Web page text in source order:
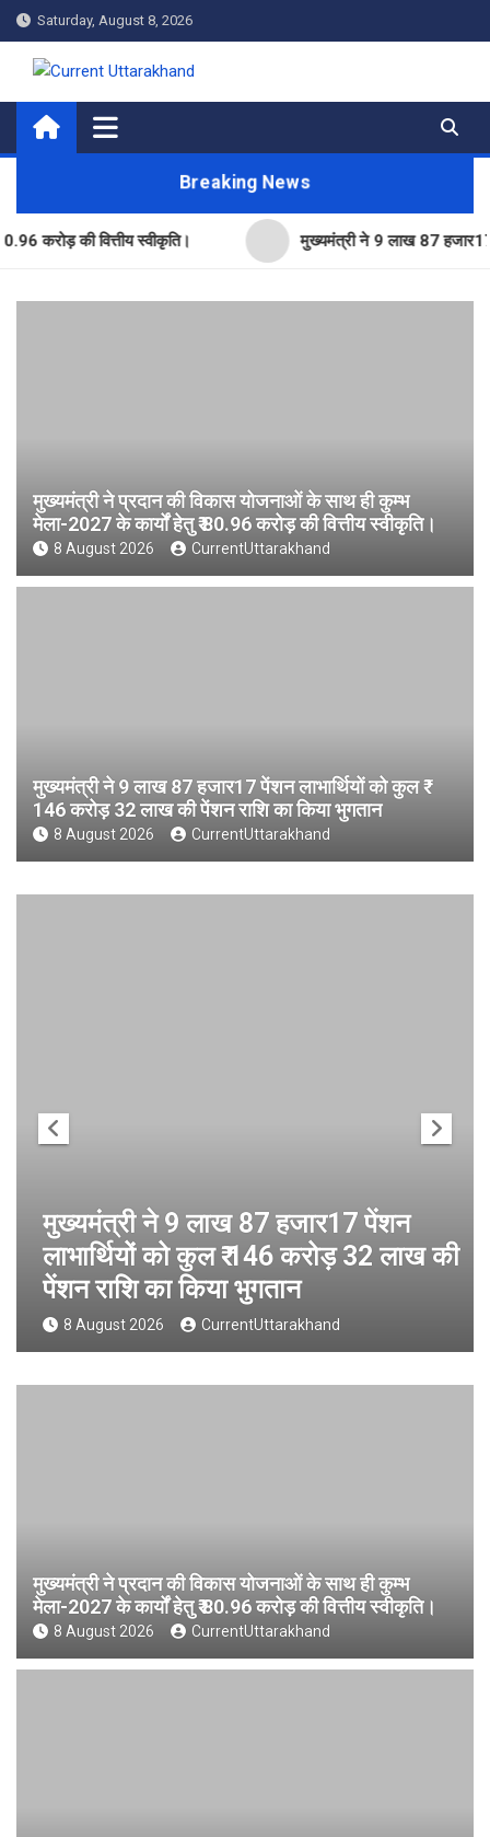
Skip
to
content
Saturday, August 8, 2026
Current Uttarakhand
Breaking News
की वित्तीय स्वीकृति। मुख्यमंत्री ने 9 लाख 87 हजार17 पेंशन
मुख्यमंत्री ने प्रदान की विकास योजनाओं के साथ ही कुम्भ
मेला-2027 के कार्यों हेतु ₹ 80.96 करोड़ की वित्तीय स्वीकृति।
8 August 2026 CurrentUttarakhand
मुख्यमंत्री ने 9 लाख 87 हजार17 पेंशन लाभार्थियों को कुल ₹
146 करोड़ 32 लाख की पेंशन राशि का किया भुगतान
8 August 2026 CurrentUttarakhand
मुख्यमंत्री ने 9 लाख 87 हजार17 पेंशन
लाभार्थियों को कुल ₹ 146 करोड़ 32 लाख की
पेंशन राशि का किया भुगतान
8 August 2026 CurrentUttarakhand
मुख्यमंत्री ने प्रदान की विकास योजनाओं के साथ ही कुम्भ
मेला-2027 के कार्यों हेतु ₹ 80.96 करोड़ की वित्तीय स्वीकृति।
8 August 2026 CurrentUttarakhand